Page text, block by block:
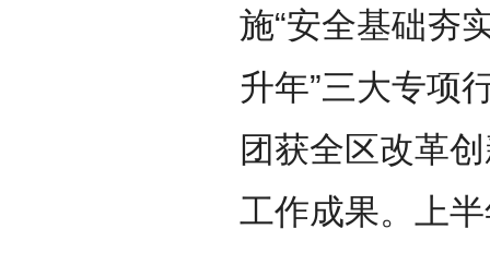
施“安全基础夯
升年”三大专项
团获全区改革
工作成果。上